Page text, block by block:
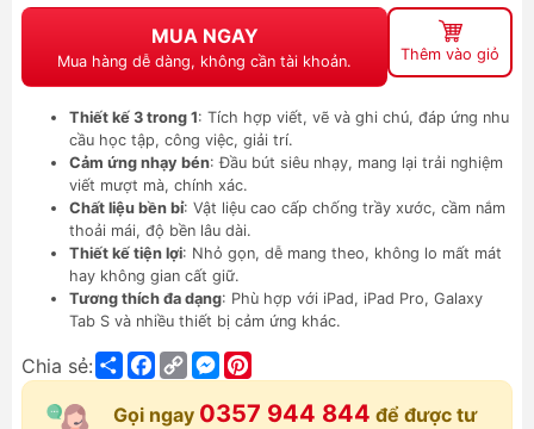
MUA NGAY
Mua hàng dễ dàng, không cần tài khoản. Thêm vào giỏ
Thiết kế 3 trong 1: Tích hợp viết, vẽ và ghi chú, đáp ứng nhu
cầu học tập, công việc, giải trí.
Cảm ứng nhạy bén: Đầu bút siêu nhạy, mang lại trải nghiệm
viết mượt mà, chính xác.
Chất liệu bền bỉ: Vật liệu cao cấp chống trầy xước, cầm nắm
thoải mái, độ bền lâu dài.
Thiết kế tiện lợi: Nhỏ gọn, dễ mang theo, không lo mất mát
hay không gian cất giữ.
Tương thích đa dạng: Phù hợp với iPad, iPad Pro, Galaxy
Tab S và nhiều thiết bị cảm ứng khác.
Chia sẻ: ShareFacebook
Copy
Link
Messenger
Gọi ngay 0357 944 844 để được tư